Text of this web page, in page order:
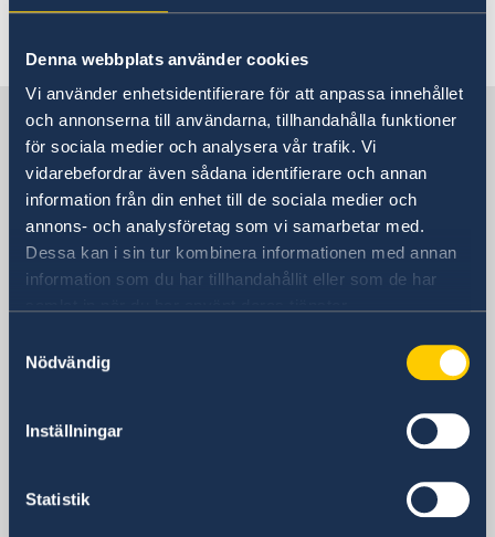
Denna webbplats använder cookies
Vi använder enhetsidentifierare för att anpassa innehållet
och annonserna till användarna, tillhandahålla funktioner
för sociala medier och analysera vår trafik. Vi
vidarebefordrar även sådana identifierare och annan
information från din enhet till de sociala medier och
annons- och analysföretag som vi samarbetar med.
Dessa kan i sin tur kombinera informationen med annan
information som du har tillhandahållit eller som de har
Nödvändig
Inställningar
Statistik
Sverige i Uganda
Sveriges ambassad
Besöksadress
24, Lumumba Avenue
Postadress
Embassy of Sweden
Kampala
Telefonnummer